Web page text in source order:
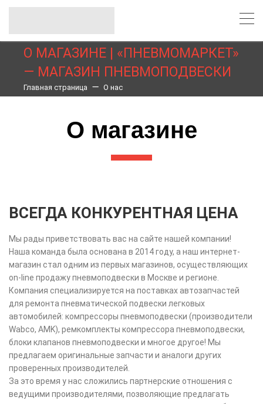
О МАГАЗИНЕ | «ПНЕВМОМАРКЕТ»
— МАГАЗИН ПНЕВМОПОДВЕСКИ
Главная страница О нас
О магазине
ВСЕГДА КОНКУРЕНТНАЯ ЦЕНА
Мы рады приветствовать вас на сайте нашей компании!
Наша команда была основана в 2014 году, а наш интернет-
магазин стал одним из первых магазинов, осуществляющих
on-line продажу пневмоподвески в Москве и регионе.
Компания специализируется на поставках автозапчастей
для ремонта пневматической подвески легковых
автомобилей: компрессоры пневмоподвески (производители
Wabco, AMK), ремкомплекты компрессора пневмоподвески,
блоки клапанов пневмоподвески и многое другое! Мы
предлагаем оригинальные запчасти и аналоги других
проверенных производителей.
За это время у нас сложились партнерские отношения с
ведущими производителями, позволяющие предлагать